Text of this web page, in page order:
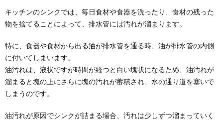
キッチンのシンクでは、毎日食材や食器を洗ったり、食材の残った
物を捨てることによって、排水管には汚れが溜まります。
特に、食器や食材から出る油が排水管を通る時、油が排水管の内側
に付いてしまいます。
油汚れは、液状ですが時間が経つと白い塊状になるため、油汚れが
溜まると塊の上にさらに塊の汚れが蓄積され、水の通り道を塞いで
しまうのです。
油汚れが原因でシンクが詰まる場合、汚れは少しずつ溜まっていく